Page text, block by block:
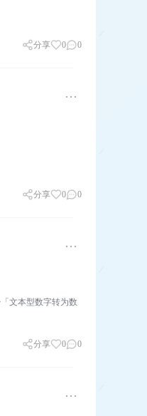
分享 0 0
分享 0 0
文本型数字转为数
分享 0 0